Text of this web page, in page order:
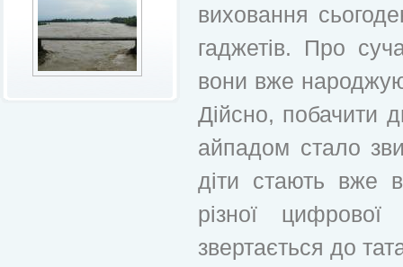
виховання
гаджетів. Про
вони вже
Дійсно, побачити
айпадом стало
діти стають вже
різної
звертається до